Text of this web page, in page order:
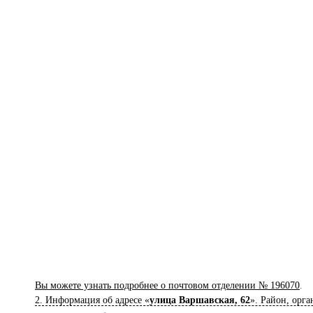
Вы можете узнать подробнее о почтовом отделении № 196070
2. Информация об адресе «улица Варшавская, 62». Район,